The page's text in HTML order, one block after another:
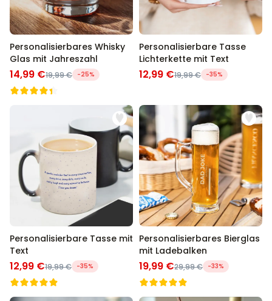
Personalisierbares Whisky
Glas mit Jahreszahl
14,99 €19,99 € -25%
Personalisierbare Tasse
Lichterkette mit Text
12,99 €19,99 € -35%
Personalisierbare Tasse mit
Text
12,99 €19,99 € -35%
Personalisierbares Bierglas
mit Ladebalken
19,99 €29,99 € -33%